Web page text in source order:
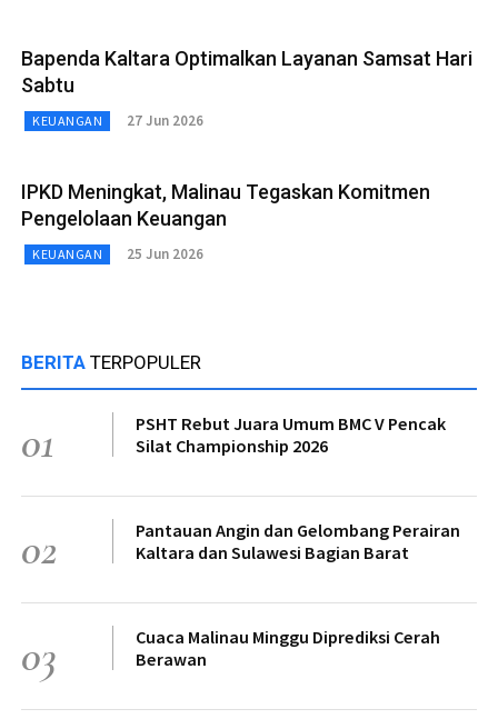
Bapenda Kaltara Optimalkan Layanan Samsat Hari
Sabtu
KEUANGAN 27 Jun 2026
IPKD Meningkat, Malinau Tegaskan Komitmen
Pengelolaan Keuangan
KEUANGAN 25 Jun 2026
BERITA TERPOPULER
01
PSHT Rebut Juara Umum BMC V Pencak
Silat Championship 2026
02
Pantauan Angin dan Gelombang Perairan
Kaltara dan Sulawesi Bagian Barat
03
Cuaca Malinau Minggu Diprediksi Cerah
Berawan